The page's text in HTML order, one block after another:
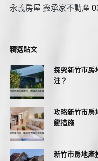
永義房屋 鑫承家不動產
精選貼文
探究新竹市房
注？
攻略新竹市房
鍵措施
新竹市房地產